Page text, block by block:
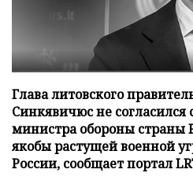
Глава литовского
Синкявичюс не
министра обороны страны
якобы растущей военной
России, сообщает портал